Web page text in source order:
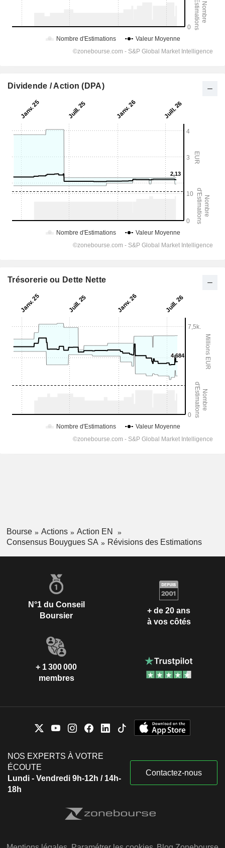
Dividende / Action (DPA)
Trésorerie ou Dette Nette
Bourse Actions
Action EN
Consensus Bouygues SA
Révisions des Estimations
N°1 du Conseil
Boursier
+ de 20 ans
à vos côtés
+ 1 300 000
membres
NOS EXPERTS À VOTRE
ÉCOUTE
Lundi - Vendredi 9h-12h / 14h-
18h
Contactez-nous